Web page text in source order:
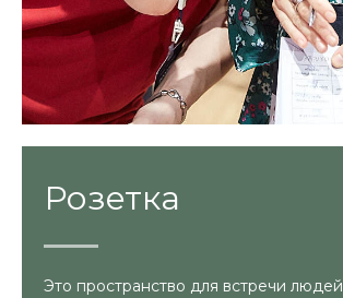
Розетка
Это пространство для встречи людей